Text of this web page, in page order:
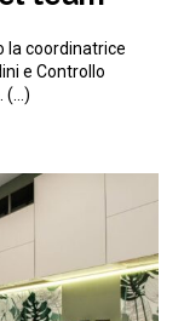
la coordinatrice
e Controllo
(…)